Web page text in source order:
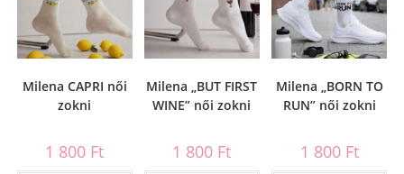
Milena CAPRI női
zokni
1 800 Ft
Milena „BUT FIRST
WINE” női zokni
1 800 Ft
Milena „BORN TO
RUN” női zokni
1 800 Ft